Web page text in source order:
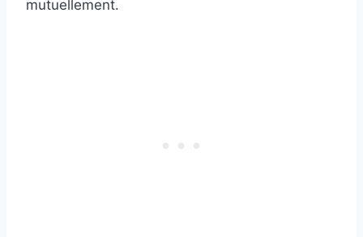
mutuellement.